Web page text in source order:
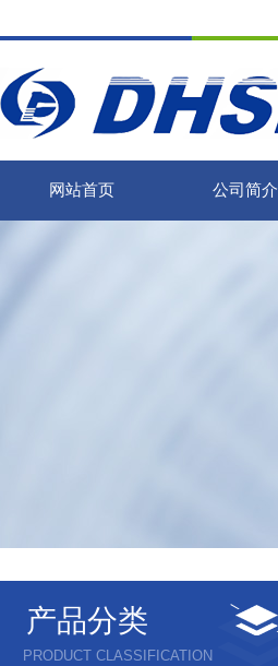
网站首页 公司简介
产品分类
PRODUCT CLASSIFICATION